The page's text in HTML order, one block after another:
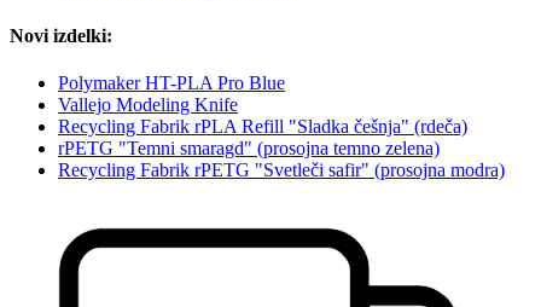
Novi izdelki:
Polymaker HT-PLA Pro Blue
Vallejo Modeling Knife
Recycling Fabrik rPLA Refill "Sladka češnja" (rdeča)
rPETG "Temni smaragd" (prosojna temno zelena)
Recycling Fabrik rPETG "Svetleči safir" (prosojna modra)